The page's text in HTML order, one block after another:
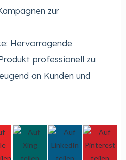
zur
Hervorragende
professionell zu
an Kunden und